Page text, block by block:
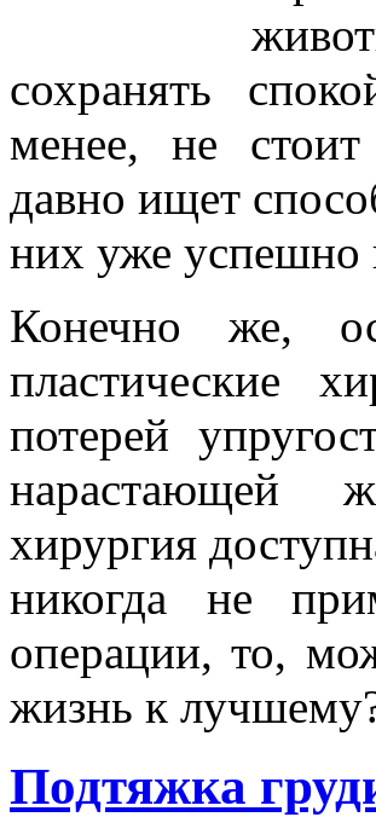
сохранять
менее, не стоит
давно ищет
них уже успешно
Конечно же,
пластические
потерей
нарастающей
хирургия
никогда не
операции, то,
жизнь к
Подтяжка